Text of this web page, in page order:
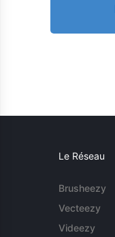
Le Réseau
Brusheezy
Vecteezy
Videezy